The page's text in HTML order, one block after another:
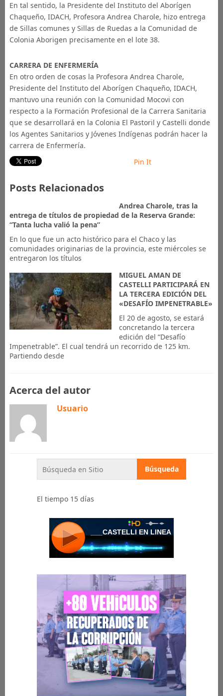
En tal sentido, la Presidente del Instituto del Aborígen
Chaqueño, IDACH, Profesora Andrea Charole, hizo entrega
de Sillas comunes y Sillas de Ruedas a la Comunidad de
‪Colonia Aborigen‬ precisamente en el lote 38.
CARRERA DE ENFERMERÍA
En otro orden de cosas la Profesora Andrea Charole,
Presidente del Instituto del Aborígen Chaqueño, IDACH,
mantuvo una reunión con la Comunidad ‪‎Mocovi‬ con
respecto a la Formación Profesional de la Carrera Sanitaria
que se desarrollará en la ‪‎Colonia El Pastoril‬ y ‪‎Castelli‬ donde
los Agentes Sanitarios y Jóvenes ‪‎Indígenas‬ podrán hacer la
carrera de ‪Enfermería‬.
Pin It
Posts Relacionados
​Andrea Charole, tras la
entrega de títulos de propiedad de la Reserva Grande:
“Tanta lucha valió la pena”
En lo que fue un acto histórico para el Chaco y las
comunidades originarias de la provincia, este miércoles se
entregaron los títulos
MIGUEL AMAN DE
CASTELLI PARTICIPARÁ EN
LA TERCERA EDICIÓN DEL
«DESAFÍO IMPENETRABLE»
El 20 de agosto, se estará
concretando la tercera
edición del “Desafío
Impenetrable”. El cual tendrá un recorrido de 125 km.
Partiendo desde
Acerca del autor
Usuario
El tiempo 15 días